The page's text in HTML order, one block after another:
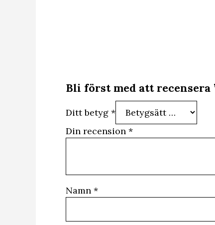
Bli först med att recensera
Ditt betyg *
Din recension *
Namn *